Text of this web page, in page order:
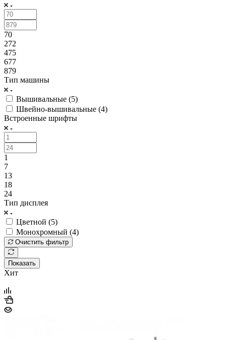
70
272
475
677
879
Тип машины
Вышивальные (5)
Швейно-вышивальные (4)
Встроенные шрифты
1
7
13
18
24
Тип дисплея
Цветной (5)
Монохромный (4)
Очистить фильтр
Показать
Хит